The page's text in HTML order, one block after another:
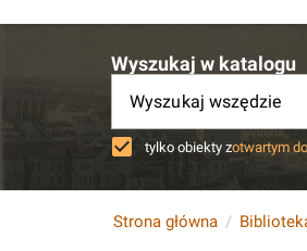
Wyszukaj w katalogu
Wyszukaj wszędzie
tylko obiekty zotwartym
Strona główna